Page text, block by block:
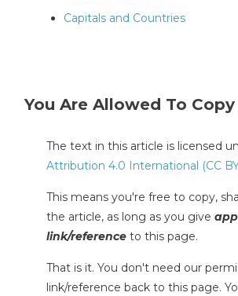
Capitals and Countries
You Are Allowed To
The text in this article is licensed
Attribution 4.0 International (CC
This means you're free to copy,
the article, as long as you give
link/reference to this page.
That is it. You don't need our
link/reference back to this page.